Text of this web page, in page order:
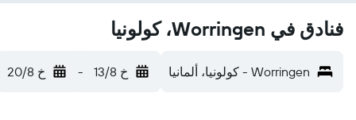
فنادق في Worringen، كولونيا
Worringen - كولونيا، ألمانيا خ 13/8 - خ 20/8